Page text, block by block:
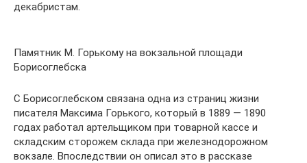
декабристам.
Памятник М. Горькому на вокзальной площади
Борисоглебска
С Борисоглебском связана одна из страниц жизни
писателя Максима Горького, который в 1889 — 1890
годах работал артельщиком при товарной кассе и
складским сторожем склада при железнодорожном
вокзале. Впоследствии он описал это в рассказе